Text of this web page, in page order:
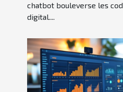
chatbot bouleverse les
digital....